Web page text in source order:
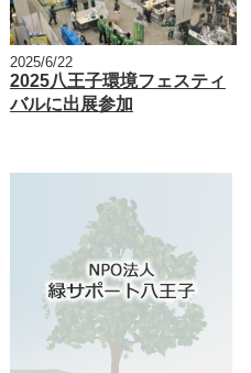
2025/6/22
2025八王子環境フェスティ
バルに出展参加